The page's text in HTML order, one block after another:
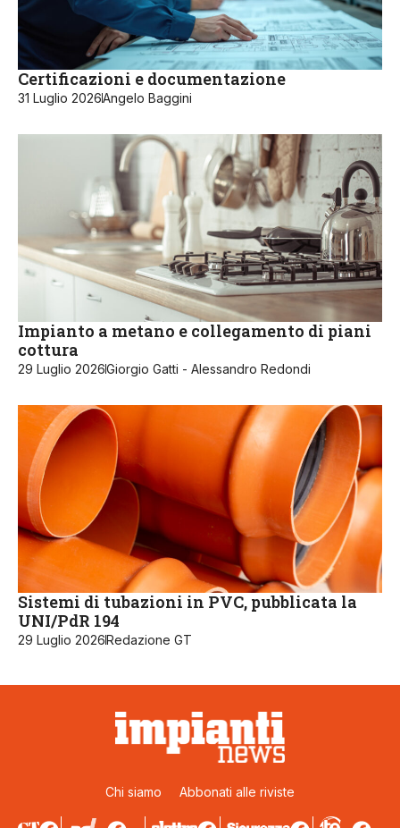
Certificazioni e documentazione
31 Luglio 2026Angelo Baggini
Impianto a metano e collegamento di piani
cottura
29 Luglio 2026Giorgio Gatti - Alessandro Redondi
Sistemi di tubazioni in PVC, pubblicata la
UNI/PdR 194
29 Luglio 2026Redazione GT
Chi siamo Abbonati alle riviste